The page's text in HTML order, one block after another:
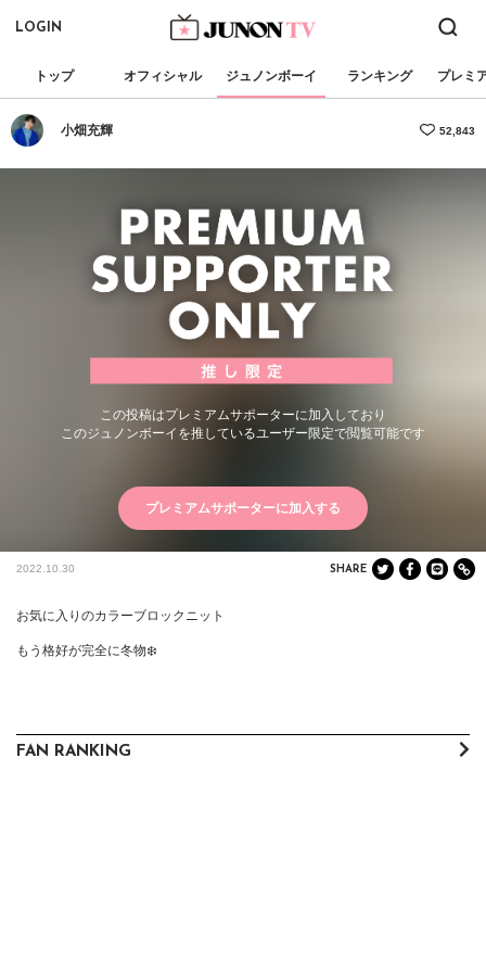
LOGIN
トップ オフィシャル ジュノンボーイ ランキング プレミ
小畑充輝 52,843
この投稿はプレミアムサポーターに加入しており
このジュノンボーイを推しているユーザー限定で閲覧可能です
プレミアムサポーターに加入する
2022.10.30 SHARE
お気に入りのカラーブロックニット
もう格好が完全に冬物❄️
FAN RANKING